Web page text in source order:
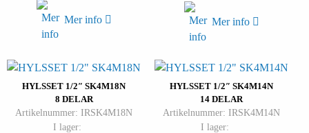
Mer info Mer info
HYLSSET 1/2″ SK4M18N
8 DELAR
Artikelnummer: IRSK4M18N
I lager:
HYLSSET 1/2″ SK4M14N
14 DELAR
Artikelnummer: IRSK4M14N
I lager: